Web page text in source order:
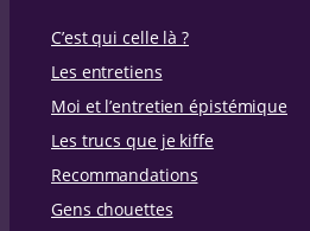
e
C’est qui celle là ?
Les entretiens
Moi et l’entretien épistémique
Les trucs que je kiffe
Recommandations
Gens chouettes